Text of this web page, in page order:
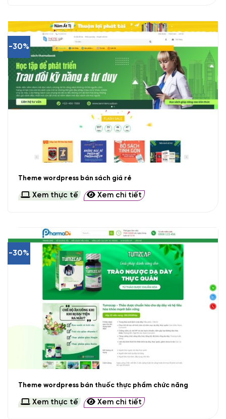
-30%
Theme wordpress bán sách giá rẻ
Xem thực tế Xem chi tiết
-30%
Theme wordpress bán thuốc thực phẩm chức năng
Xem thực tế Xem chi tiết